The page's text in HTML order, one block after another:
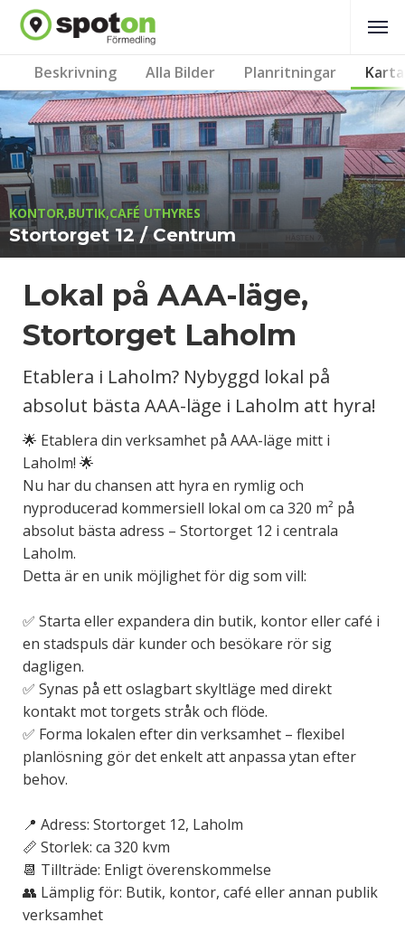
Beskrivning Alla Bilder Planritningar Karta
KONTOR,BUTIK,CAFÉ UTHYRES
Stortorget 12 / Centrum
Lokal på AAA-läge,
Stortorget Laholm
Etablera i Laholm? Nybyggd lokal på
absolut bästa AAA-läge i Laholm att hyra!
🌟 Etablera din verksamhet på AAA-läge mitt i
Laholm! 🌟
Nu har du chansen att hyra en rymlig och
nyproducerad kommersiell lokal om ca 320 m² på
absolut bästa adress – Stortorget 12 i centrala
Laholm.
Detta är en unik möjlighet för dig som vill:
✅ Starta eller expandera din butik, kontor eller café i
en stadspuls där kunder och besökare rör sig
dagligen.
✅ Synas på ett oslagbart skyltläge med direkt
kontakt mot torgets stråk och flöde.
✅ Forma lokalen efter din verksamhet – flexibel
planlösning gör det enkelt att anpassa ytan efter
behov.
📍 Adress: Stortorget 12, Laholm
📏 Storlek: ca 320 kvm
📆 Tillträde: Enligt överenskommelse
👥 Lämplig för: Butik, kontor, café eller annan publik
verksamhet